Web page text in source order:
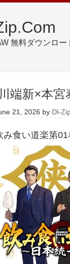
無料ダウンロー
端新×本宮
21, 2026 by Dl-
み食い道楽第01